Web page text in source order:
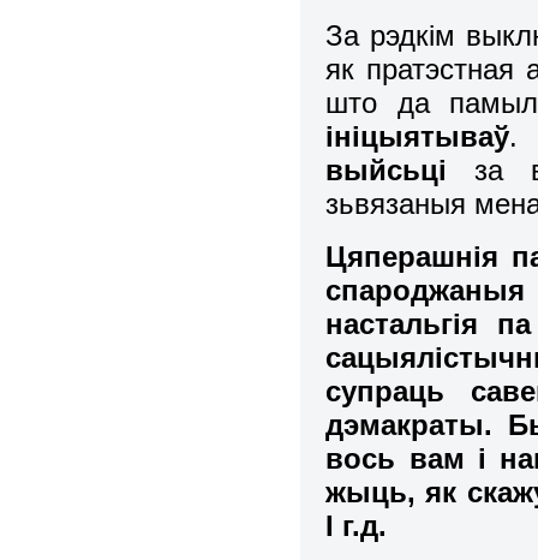
За рэдкім
як пратэстная
што да
ініцыятываў.
выйсьці за
зьвязаныя
Цяперашнія
настальгія
супраць
дэмакраты.
вось вам і
жыць, як
І г.д.